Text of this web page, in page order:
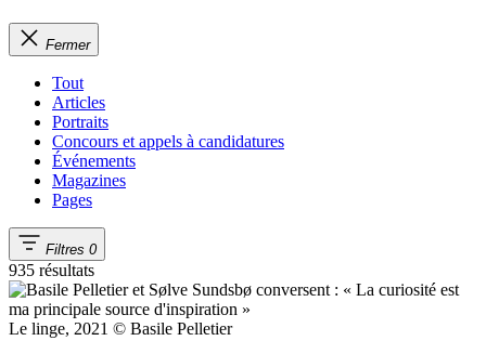
Fermer
Tout
Articles
Portraits
Concours et appels à candidatures
Événements
Magazines
Pages
Filtres 0
935 résultats
Le linge, 2021 © Basile Pelletier